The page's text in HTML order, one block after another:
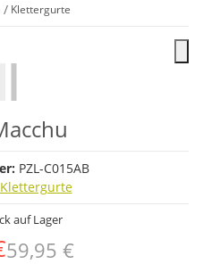
Klettergurte
PZL-C015AB
Klettergurte
auf Lager
59,95 €